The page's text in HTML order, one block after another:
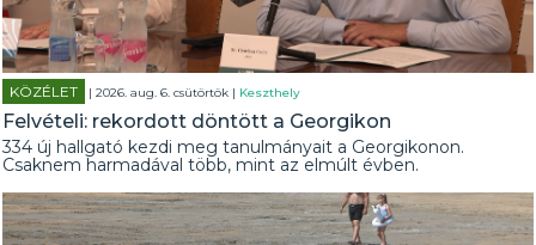
KÖZÉLET | 2026. aug. 6. csütörtök | Keszthely
Felvételi: rekordott döntött a Georgikon
334 új hallgató kezdi meg tanulmányait a Georgikonon.
Csaknem harmadával több, mint az elmúlt évben.